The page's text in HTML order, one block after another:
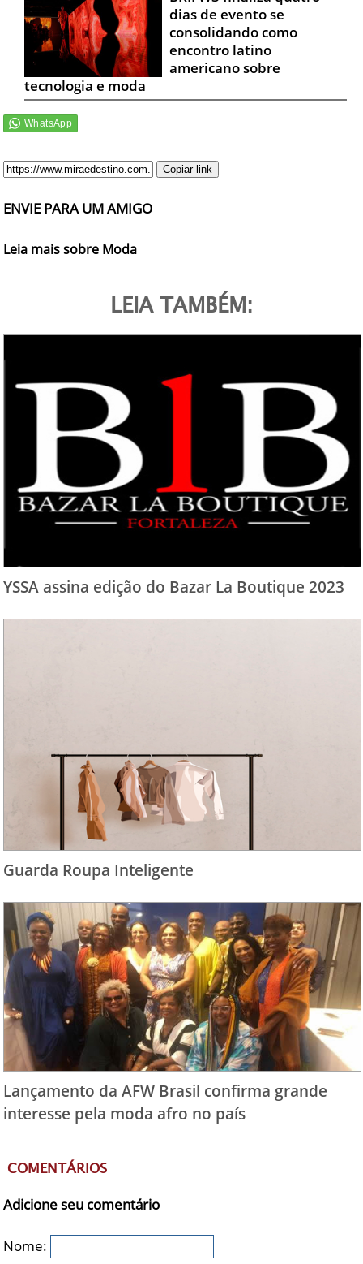
dias de evento se
consolidando como
encontro latino
americano sobre
tecnologia e moda
Copiar link
ENVIE PARA UM AMIGO
Leia mais sobre Moda
LEIA TAMBÉM:
YSSA assina edição do Bazar La Boutique 2023
Guarda Roupa Inteligente
Lançamento da AFW Brasil confirma grande
interesse pela moda afro no país
COMENTÁRIOS
Adicione seu comentário
Nome: